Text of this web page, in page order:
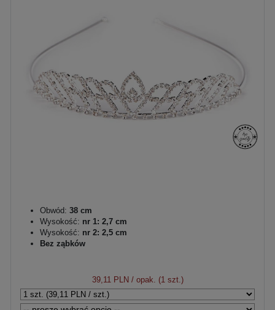
Obwód: 38 cm
Wysokość: nr 1: 2,7 cm
Wysokość: nr 2: 2,5 cm
Bez ząbków
39,11 PLN/ opak. (1 szt.)